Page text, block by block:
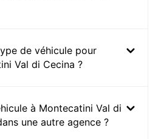
de véhicule pour
Val di Cecina ?
à Montecatini Val di
une autre agence ?